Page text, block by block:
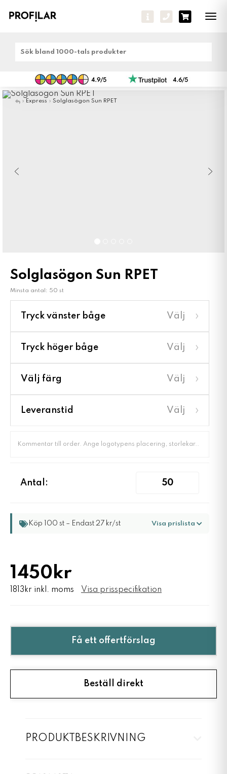
» Express » Solglasögon Sun RPET
Solglasögon Sun RPET
Minsta antal: 50 st
Tryck vänster båge Välj ›
Tryck höger båge Välj ›
Välj färg Välj ›
Leveranstid Välj ›
Antal:
Köp 100 st – Endast 27 kr/st Visa prislista
1450kr
1813kr inkl. moms Visa prisspecifikation
Få ett offertförslag
Beställ direkt
PRODUKTBESKRIVNING